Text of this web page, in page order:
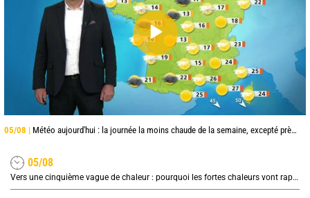
05/08 | Météo aujourd'hui : la journée la moins chaude de la semaine, excepté près de la Méditerranée
05/08
Vers une cinquième vague de chaleur : pourquoi les fortes chaleurs vont rapidement revenir en France